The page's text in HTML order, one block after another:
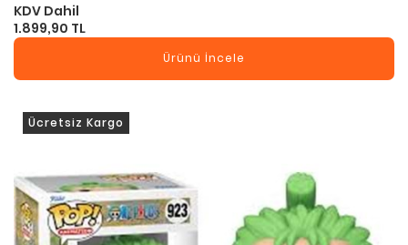
KDV Dahil
1.899,90 TL
Ürünü İncele
Ücretsiz Kargo